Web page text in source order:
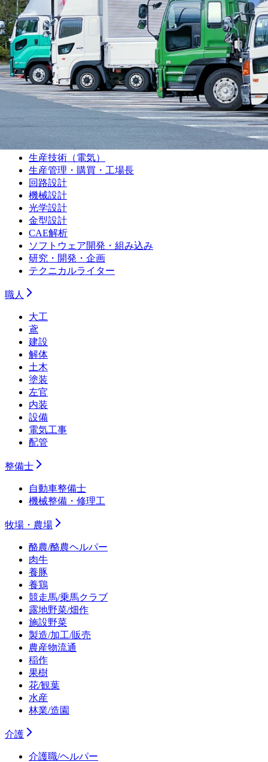
機械加工（樹脂）
機械加工（溶接）
機械加工（その他）
組み立て・製造オペレーター
プラントオペレーター
食品・飲料・医薬品製造オペレーター
サービスエンジニア・フィールドエンジニア
シーケンス制御（PLC・シーケンス・ラダー）
品質管理・品質保証
設備保全（機械）
設備保全（電気）
生産技術（機械）
生産技術（電気）
生産管理・購買・工場長
回路設計
機械設計
光学設計
金型設計
CAE解析
ソフトウェア開発・組み込み
研究・開発・企画
テクニカルライター
職人
大工
鳶
建設
解体
土木
塗装
左官
内装
設備
電気工事
配管
整備士
自動車整備士
機械整備・修理工
牧場・農場
酪農/酪農ヘルパー
肉牛
養豚
養鶏
競走馬/乗馬クラブ
露地野菜/畑作
施設野菜
製造/加工/販売
農産物流通
稲作
果樹
花/観葉
水産
林業/造園
介護
介護職/ヘルパー